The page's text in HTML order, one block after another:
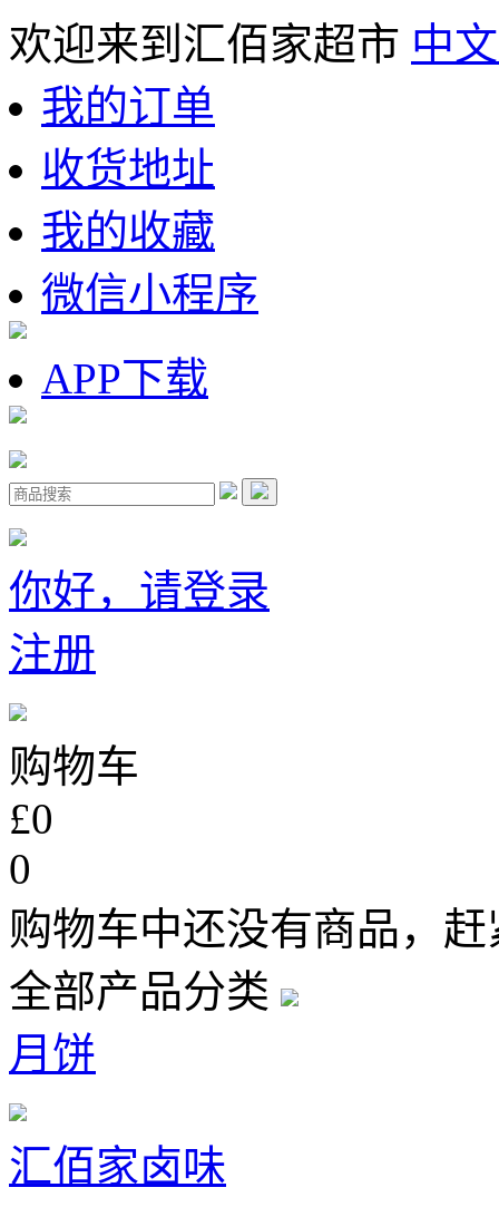
欢迎来到汇佰家超市 中
我的订单
收货地址
我的收藏
微信小程序
APP下载
你好，请登录
注册
购物车
£0
0
购物车中还没有商品，
全部产品分类
月饼
汇佰家卤味